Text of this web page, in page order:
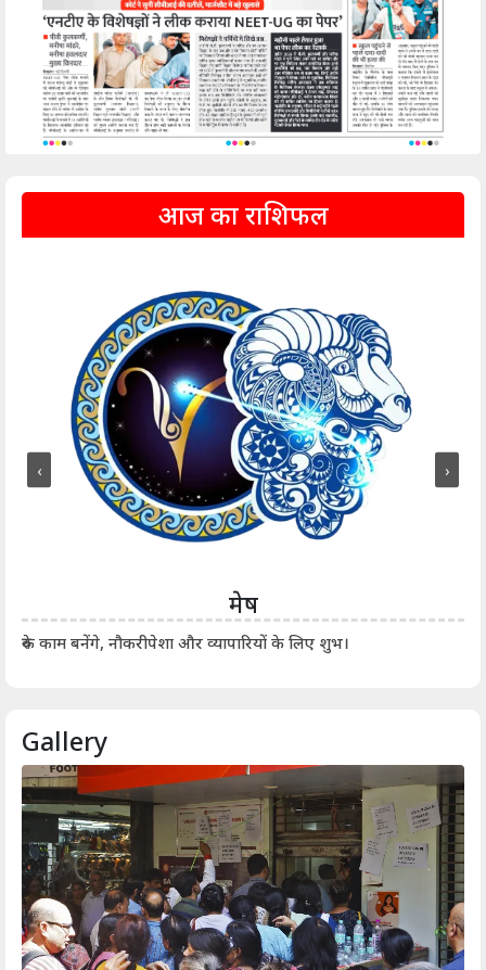
आज का राशिफल
मेष
रुके काम बनेंगे, नौकरीपेशा और व्यापारियों के लिए शुभ।
‹ ›
Gallery